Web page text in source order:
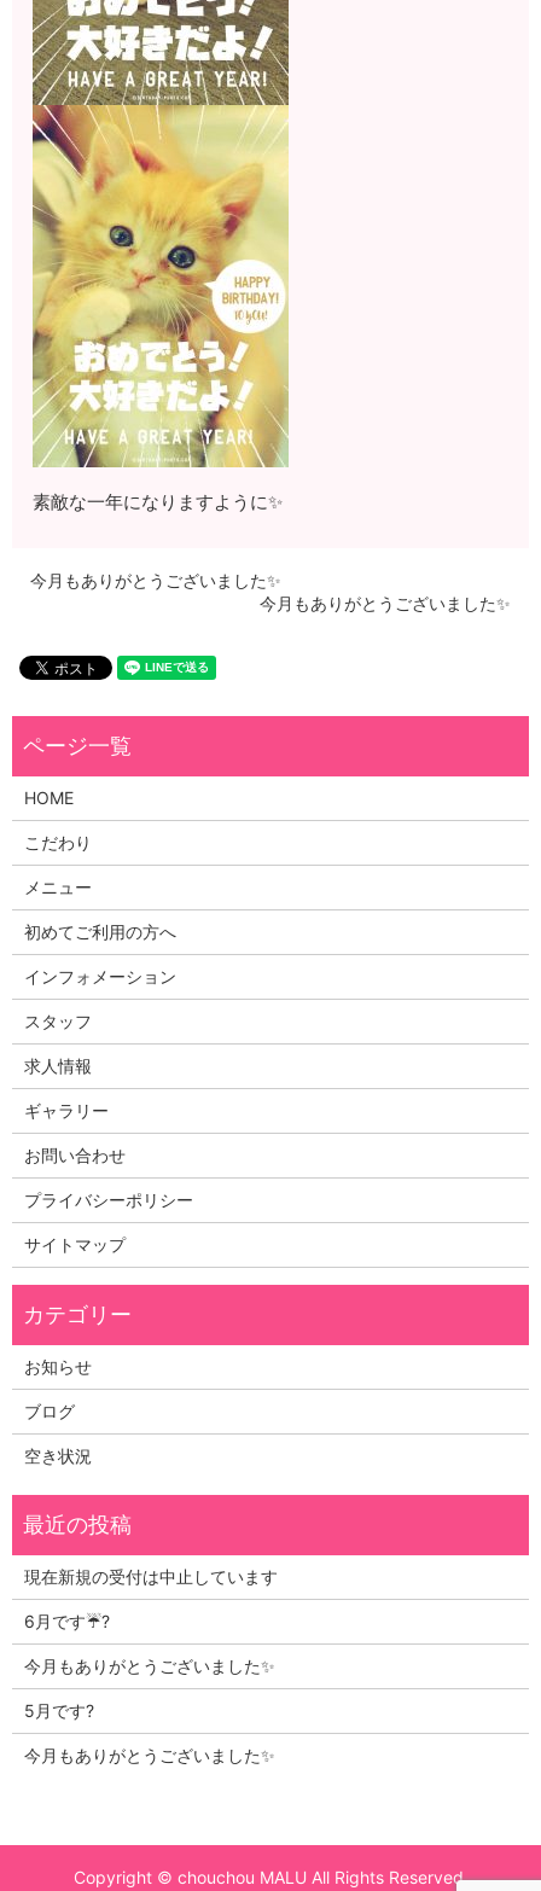
素敵な一年になりますように✨
今月もありがとうございました✨
今月もありがとうございました✨
HOME
こだわり
メニュー
初めてご利用の方へ
インフォメーション
スタッフ
求人情報
ギャラリー
お問い合わせ
プライバシーポリシー
サイトマップ
お知らせ
ブログ
空き状況
現在新規の受付は中止しています
6月です☔?
今月もありがとうございました✨
5月です?
今月もありがとうございました✨
Copyright © chouchou MALU All Rights Reserved.